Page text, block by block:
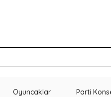
Oyuncaklar Parti